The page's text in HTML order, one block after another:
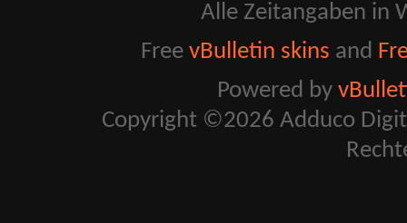
Alle Zeitangaben in
Free vBulletin skins and
Powered by
Copyright ©2026 Adduco